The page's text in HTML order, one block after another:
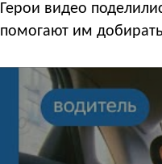
Герои видео
помогают им